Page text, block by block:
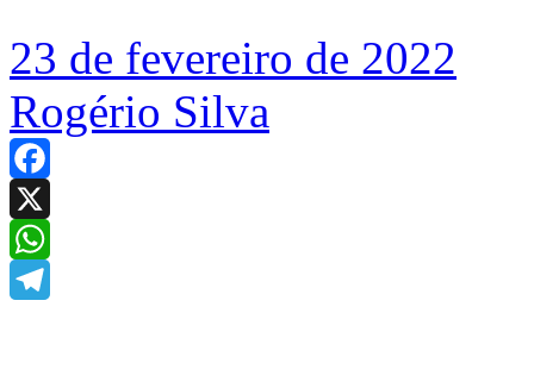
23 de fevereiro de 2022
Rogério Silva
Facebook
X
WhatsApp